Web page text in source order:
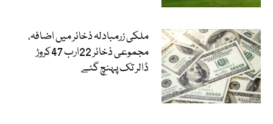
ملکی زرمبادلہ ذخائر میں اضافہ،
مجموعی ذخائر 22ارب 47کروڑ
ڈالر تک پہنچ گئے